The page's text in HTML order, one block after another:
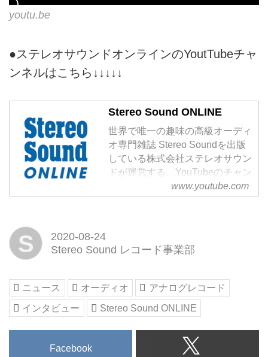
youtu.be
●ステレオサウンドオンラインのYoutTubeチャ
ンネルはこちら↓↓↓↓↓
Stereo Sound ONLINE
世界で唯一の趣味の高級オーディ
オ専門雑誌 Stereo Soundを出版
している株式会社ステレオサウン
ドが運営する、YouTubeのチャン
ネルです。主に、オーディオ機器
の最新情報、音楽ソフトの発売や
www.youtube.com
S
2020-08-24
Stereo Sound レコード事業部
ニュース オーディオ
アナログレコード
インタビュー
Stereo Sound ONLINE
Facebook